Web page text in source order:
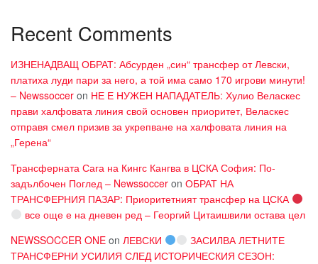
Recent Comments
ИЗНЕНАДВАЩ ОБРАТ: Абсурден „син“ трансфер от Левски,
платиха луди пари за него, а той има само 170 игрови минути!
– Newssoccer on НЕ Е НУЖЕН НАПАДАТЕЛЬ: Хулио Веласкес
прави халфовата линия свой основен приоритет, Веласкес
отправя смел призив за укрепване на халфовата линия на
„Герена“
Трансферната Сага на Кингс Кангва в ЦСКА София: По-
задълбочен Поглед – Newssoccer on ОБРАТ НА
ТРАНСФЕРНИЯ ПАЗАР: Приоритетният трансфер на ЦСКА
все още е на дневен ред – Георгий Цитаишвили остава цел
NEWSSOCCER ONE on ЛЕВСКИ
ЗАСИЛВА ЛЕТНИТЕ
ТРАНСФЕРНИ УСИЛИЯ СЛЕД ИСТОРИЧЕСКИЯ СЕЗОН: